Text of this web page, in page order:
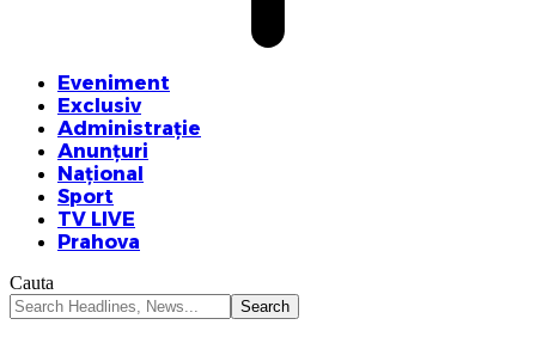
Eveniment
Exclusiv
Administrație
Anunțuri
Național
Sport
TV LIVE
Prahova
Cauta